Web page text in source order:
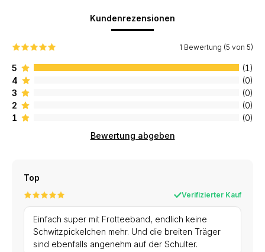
Kundenrezensionen
1 Bewertung (5 von 5)
5
(1)
4
(0)
3
(0)
2
(0)
1
(0)
Bewertung abgeben
Top
Verifizierter Kauf
Einfach super mit Frotteeband, endlich keine
Schwitzpickelchen mehr. Und die breiten Träger
sind ebenfalls angenehm auf der Schulter.